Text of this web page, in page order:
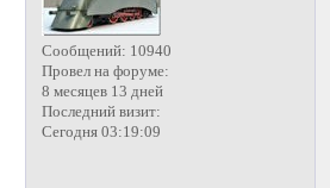
Сообщений: 10940
Провел на форуме:
8 месяцев 13 дней
Последний визит:
Сегодня 03:19:09